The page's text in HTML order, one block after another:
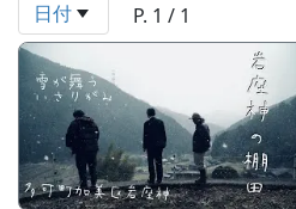
日付 P. 1 / 1